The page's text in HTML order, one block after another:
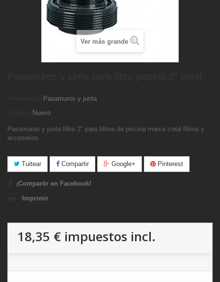
Ver más grande
Pasamuros y junta
Nuevo
Pasamuros y junta filtro 2" para filtros de piscina marca coral filtros y
accesorios
Tuitear Compartir Google+ Pinterest
¡Compartir en Facebook!
Imprimir
18,35 € impuestos incl.